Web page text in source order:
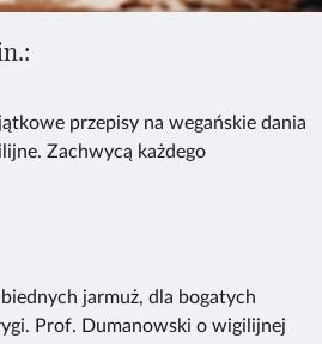
przepisy na wegańskie dania
Zachwycą każdego
biednych jarmuż, dla bogatych
Prof. Dumanowski o wigilijnej